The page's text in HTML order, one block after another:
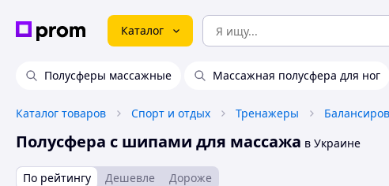
Каталог
Полусферы массажные Массажная полусфера для ног
Каталог товаров Спорт и отдых Тренажеры
Полусфера с шипами для массажа в Украине
По рейтингу Дешевле Дороже